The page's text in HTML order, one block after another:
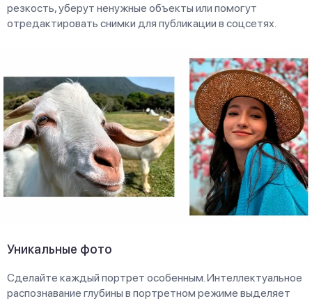
резкость, уберут ненужные объекты или помогут
отредактировать снимки для публикации в соцсетях.
Уникальные фото
Сделайте каждый портрет особенным. Интеллектуальное
распознавание глубины в портретном режиме выделяет